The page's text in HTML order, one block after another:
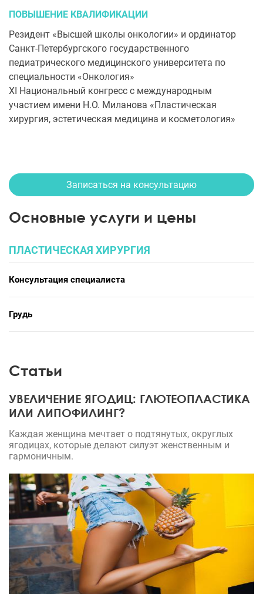
ПОВЫШЕНИЕ КВАЛИФИКАЦИИ
Резидент «Высшей школы онкологии» и ординатор
Санкт-Петербургского государственного
педиатрического медицинского университета по
специальности «Онкология»
XI Национальный конгресс с международным
участием имени Н.О. Миланова «Пластическая
хирургия, эстетическая медицина и косметология»
Записаться на консультацию
Основные услуги и цены
ПЛАСТИЧЕСКАЯ ХИРУРГИЯ
Консультация специалиста
Грудь
Статьи
УВЕЛИЧЕНИЕ ЯГОДИЦ: ГЛЮТЕОПЛАСТИКА
ИЛИ ЛИПОФИЛИНГ?
Каждая женщина мечтает о подтянутых, округлых
ягодицах, которые делают силуэт женственным и
гармоничным.